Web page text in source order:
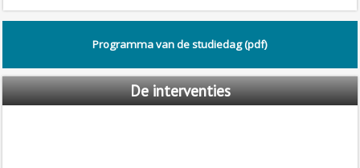
Programma van de studiedag (pdf)
Deinterventies